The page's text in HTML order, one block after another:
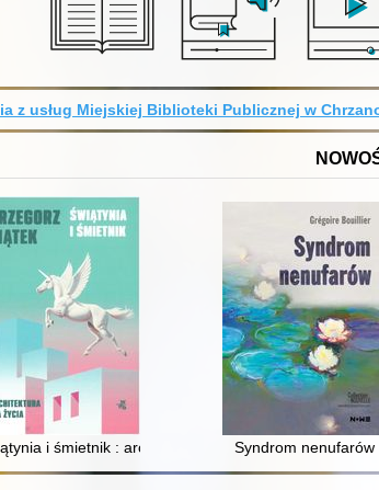
z usług Miejskiej Biblioteki Publicznej w
i śmietnik : architektura dla życiaSyndrom nenufarów